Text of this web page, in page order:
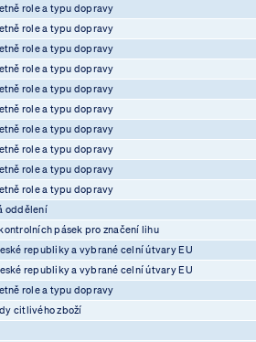
role a typu dopravy
role a typu dopravy
role a typu dopravy
role a typu dopravy
role a typu dopravy
role a typu dopravy
role a typu dopravy
role a typu dopravy
role a typu dopravy
role a typu dopravy
oddělení
pásek pro značení lihu
republiky a vybrané celní útvary EU
republiky a vybrané celní útvary EU
role a typu dopravy
citlivého zboží